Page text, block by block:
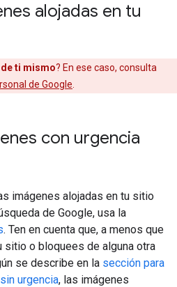
alojadas en tu
ti mismo? En ese caso, consulta
de Google
con urgencia
imágenes alojadas en tu sitio
de Google, usa la
. Ten en cuenta que, a menos que
o bloquees de alguna otra
se describe en la sección para
urgencia, las imágenes